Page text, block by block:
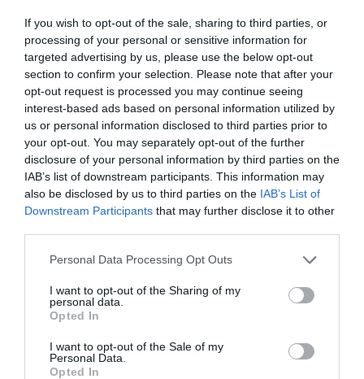
If you wish to opt-out of the sale, sharing to third parties, or
processing of your personal or sensitive information for
targeted advertising by us, please use the below opt-out
section to confirm your selection. Please note that after your
opt-out request is processed you may continue seeing
interest-based ads based on personal information utilized by
us or personal information disclosed to third parties prior to
your opt-out. You may separately opt-out of the further
disclosure of your personal information by third parties on the
IAB’s list of downstream participants. This information may
also be disclosed by us to third parties on the IAB’s List of
Downstream Participants that may further disclose it to other
Personal Data Processing Opt Outs
I want to opt-out of the Sharing of my
personal data.
Opted In
I want to opt-out of the Sale of my
Personal Data.
Opted In